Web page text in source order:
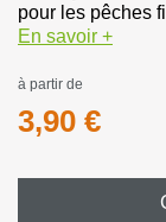
pour les pêches
En savoir +
à partir de
3,90 €